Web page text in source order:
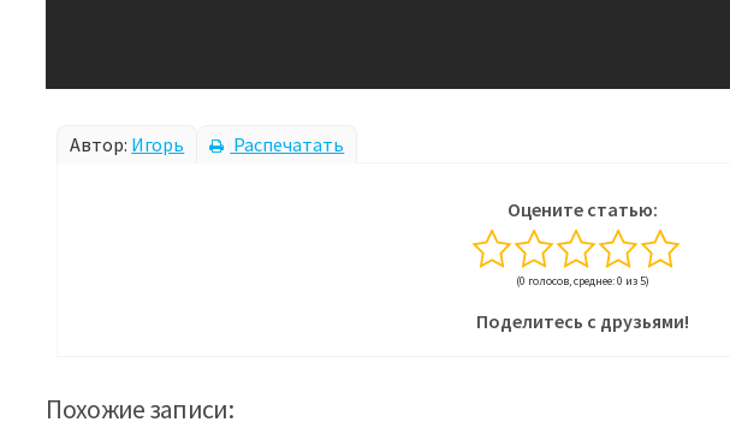
Автор: Игорь Распечатать
Оцените статью:
(0 голосов, среднее: 0 из 5)
Поделитесь с друзьями!
Похожие записи: